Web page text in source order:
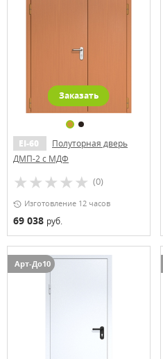
Заказать
EI-60
Полуторная дверь
ДМП-2 с МДФ
(0)
Изготовление 12 часов
69 038 руб.
Арт-До10